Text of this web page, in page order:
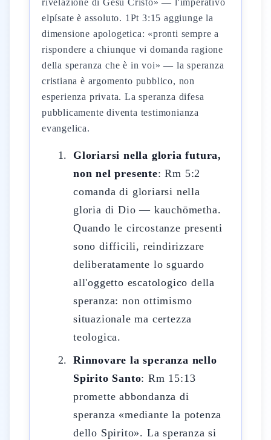
rivelazione di Gesù Cristo» — l'imperativo
elpísate è assoluto. 1Pt 3:15 aggiunge la
dimensione apologetica: «pronti sempre a
rispondere a chiunque vi domanda ragione
della speranza che è in voi» — la speranza
cristiana è argomento pubblico, non
esperienza privata. La speranza difesa
pubblicamente diventa testimonianza
evangelica.
Gloriarsi nella gloria futura,
non nel presente: Rm 5:2
comanda di gloriarsi nella
gloria di Dio — kauchōmetha.
Quando le circostanze presenti
sono difficili, reindirizzare
deliberatamente lo sguardo
all'oggetto escatologico della
speranza: non ottimismo
situazionale ma certezza
teologica.
Rinnovare la speranza nello
Spirito Santo: Rm 15:13
promette abbondanza di
speranza «mediante la potenza
dello Spirito». La speranza si